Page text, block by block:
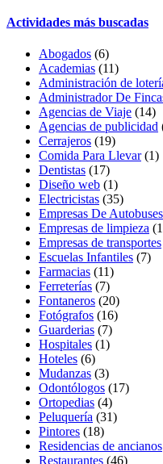
Actividades más buscadas
Abogados (6)
Academias (11)
Administración de
Administrador De
Agencias de Viaje (14)
Agencias de publicidad
Cerrajeros (19)
Comida Para Llevar(1)
Dentistas (17)
Diseño web (1)
Electricistas (35)
Empresas De Autobuses
Empresas de limpieza
Empresas de transportes
Escuelas Infantiles (7)
Farmacias (11)
Ferreterías (7)
Fontaneros (20)
Fotógrafos (16)
Guarderias (7)
Hospitales (1)
Hoteles (6)
Mudanzas (3)
Odontólogos (17)
Ortopedias (4)
Peluquería (31)
Pintores (18)
Residencias de ancianos
Restaurantes (46)